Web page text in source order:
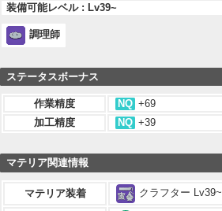
装備可能レベル : Lv39~
調理師
ステータスボーナス
作業精度 NQ +69
加工精度
NQ +39
マテリア関連情報
マテリア装着 クラフター Lv39~